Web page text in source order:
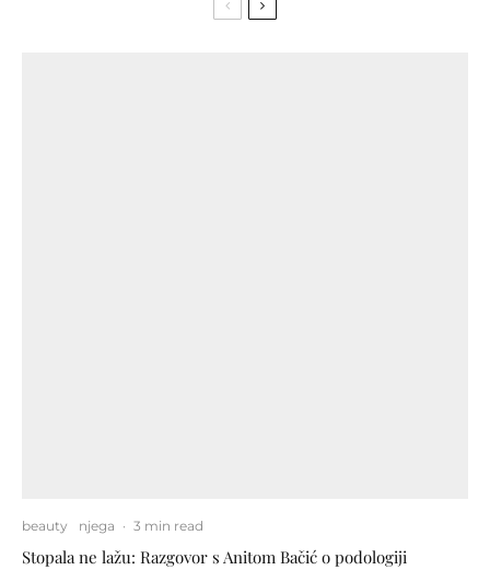
beauty njega · 3 min read
Stopala ne lažu: Razgovor s Anitom Bačić o podologiji